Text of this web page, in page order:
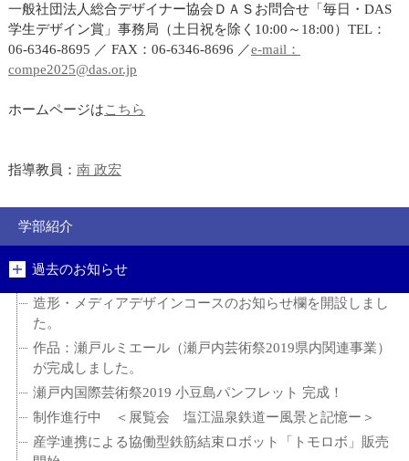
一般社団法人総合デザイナー協会ＤＡＳお問合せ「毎日・DAS
学生デザイン賞」事務局（土日祝を除く10:00～18:00）TEL：
06-6346-8695 ／ FAX：06-6346-8696 ／e-mail：
compe2025@das.or.jp
ホームページはこちら
指導教員： 南 政宏
学部紹介
過去のお知らせ
造形・メディアデザインコースのお知らせ欄を開設しまし
た。
作品：瀬戸ルミエール（瀬戸内芸術祭2019県内関連事業）
が完成しました。
瀬戸内国際芸術祭2019 小豆島パンフレット 完成！
制作進行中 ＜展覧会 塩江温泉鉄道ー風景と記憶ー＞
産学連携による協働型鉄筋結束ロボット「トモロボ」販売